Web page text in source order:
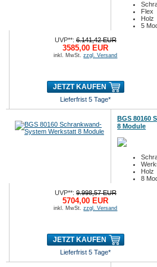
Flex
Holz
5
UVP**:6.141,42 EUR
3585,00 EUR
inkl. MwSt.zzgl. Versand
JETZT KAUFEN
Lieferfrist 5 Tage*
BGS 80160
8 Module
Holz
8
UVP**:9.998,57 EUR
5704,00 EUR
inkl. MwSt.zzgl. Versand
JETZT KAUFEN
Lieferfrist 5 Tage*